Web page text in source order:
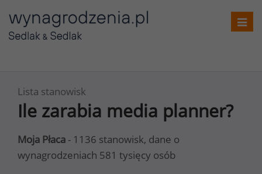
Lista stanowisk
Ile zarabia media planner?
Moja Płaca - 1136 stanowisk, dane o
wynagrodzeniach 581 tysięcy osób